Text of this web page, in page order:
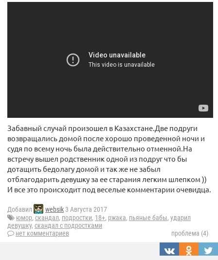
Забавный случай произошел в Казахстане.Две подруги
возвращались домой после хорошо проведенной ночи и
судя по всему ночь была действительно отменной.На
встречу вышел родственник одной из подруг что бы
дотащить бедолагу домой и так же не забыл
отблагодарить девушку за ее старания легким шлепком ))
И все это происходит под веселые комментарии очевидца.
Добавил websik 3 Августа 2017
юмор, скандал, подростки, 18+, ржака, пьяные бабы, ударил
девушку, скандал с подростками
нет комментариев
проблема (4)